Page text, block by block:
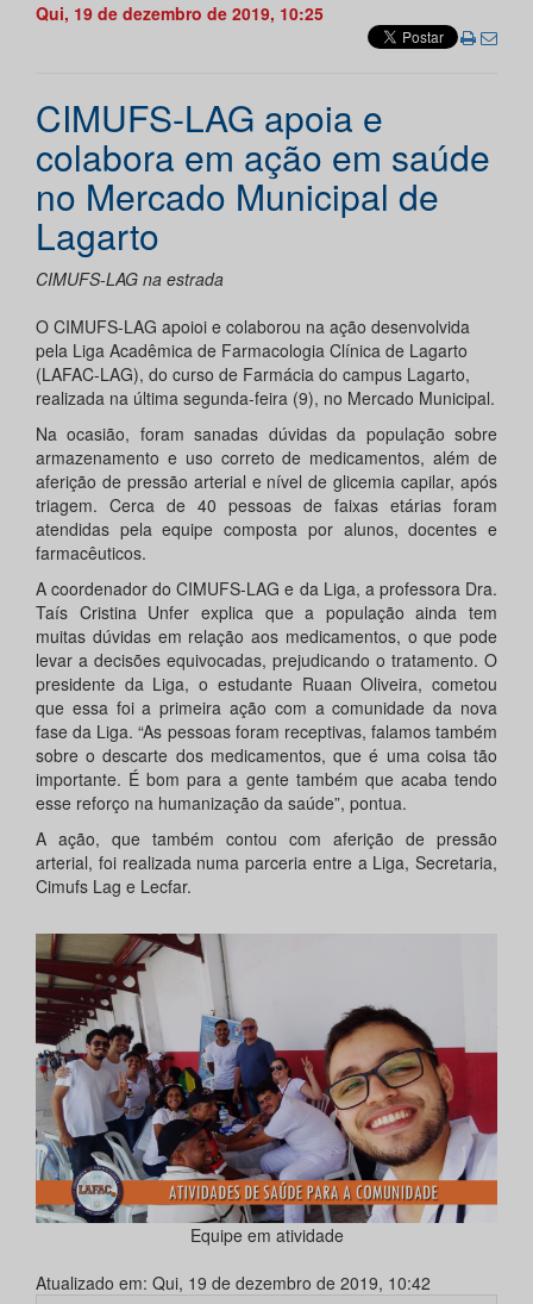
Qui, 19 de dezembro de 2019, 10:25
CIMUFS-LAG apoia e
colabora em ação em saúde
no Mercado Municipal de
Lagarto
CIMUFS-LAG na estrada
O CIMUFS-LAG apoioi e colaborou na ação desenvolvida
pela Liga Acadêmica de Farmacologia Clínica de Lagarto
(LAFAC-LAG), do curso de Farmácia do campus Lagarto,
realizada na última segunda-feira (9), no Mercado Municipal.
Na ocasião, foram sanadas dúvidas da população sobre
armazenamento e uso correto de medicamentos, além de
aferição de pressão arterial e nível de glicemia capilar, após
triagem. Cerca de 40 pessoas de faixas etárias foram
atendidas pela equipe composta por alunos, docentes e
farmacêuticos.
A coordenador do CIMUFS-LAG e da Liga, a professora Dra.
Taís Cristina Unfer explica que a população ainda tem
muitas dúvidas em relação aos medicamentos, o que pode
levar a decisões equivocadas, prejudicando o tratamento. O
presidente da Liga, o estudante Ruaan Oliveira, cometou
que essa foi a primeira ação com a comunidade da nova
fase da Liga. “As pessoas foram receptivas, falamos também
sobre o descarte dos medicamentos, que é uma coisa tão
importante. É bom para a gente também que acaba tendo
esse reforço na humanização da saúde”, pontua.
A ação, que também contou com aferição de pressão
arterial, foi realizada numa parceria entre a Liga, Secretaria,
Cimufs Lag e Lecfar.
Equipe em atividade
Atualizado em: Qui, 19 de dezembro de 2019, 10:42